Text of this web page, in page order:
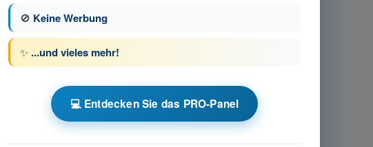
Drohnenführerschein A2
Übungsquiz Drohnenführerschein A2 - Meteorologie
🚫 Keine Werbung
✨ ...und vieles mehr!
💻 Entdecken Sie das PRO-Panel